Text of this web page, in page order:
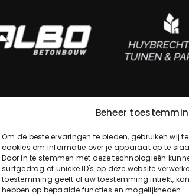
Beheer
Om de beste ervaringen te bieden, gebruiken wij
cookies om informatie over je apparaat op te
Door in te stemmen met deze technologieën
surfgedrag of unieke ID's op deze website
toestemming geeft of uw toestemming intrekt,
hebben op bepaalde functies en mogelijkheden.